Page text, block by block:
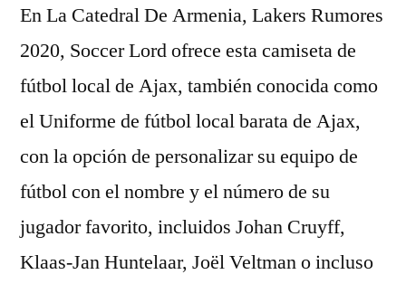
En La Catedral De Armenia, Lakers Rumores
2020, Soccer Lord ofrece esta camiseta de
fútbol local de Ajax, también conocida como
el Uniforme de fútbol local barata de Ajax,
con la opción de personalizar su equipo de
fútbol con el nombre y el número de su
jugador favorito, incluidos Johan Cruyff,
Klaas-Jan Huntelaar, Joël Veltman o incluso